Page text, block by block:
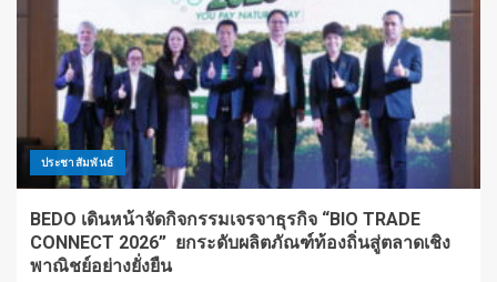
ประชาสัมพันธ์
BEDO เดินหน้าจัดกิจกรรมเจรจาธุรกิจ “BIO TRADE
CONNECT 2026” ยกระดับผลิตภัณฑ์ท้องถิ่นสู่ตลาดเชิง
พาณิชย์อย่างยั่งยืน